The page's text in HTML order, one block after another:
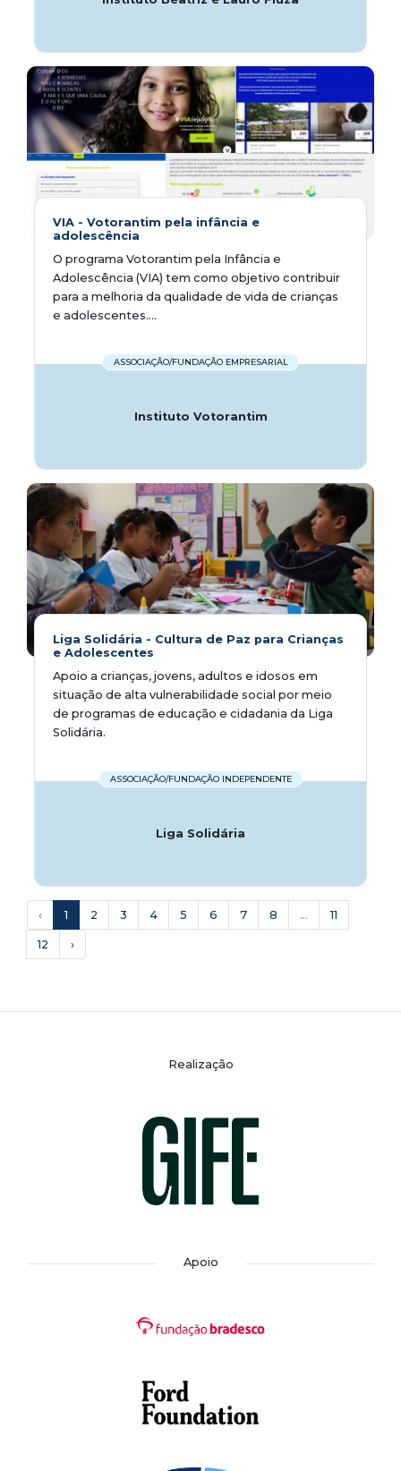
VIA - Votorantim pela infância e
adolescência
O programa Votorantim pela Infância e
Adolescência (VIA) tem como objetivo contribuir
para a melhoria da qualidade de vida de crianças
e adolescentes....
ASSOCIAÇÃO/FUNDAÇÃO EMPRESARIAL
Instituto Votorantim
Liga Solidária - Cultura de Paz para Crianças
e Adolescentes
Apoio a crianças, jovens, adultos e idosos em
situação de alta vulnerabilidade social por meio
de programas de educação e cidadania da Liga
Solidária.
ASSOCIAÇÃO/FUNDAÇÃO INDEPENDENTE
Liga Solidária
‹ 1 2 3 4 5 6 7 8 ... 11
12 ›
Realização
Apoio